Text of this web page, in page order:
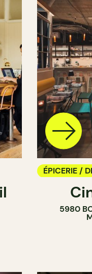
ÉPICERIE /
COMPTOIR
CAVISTE
5980